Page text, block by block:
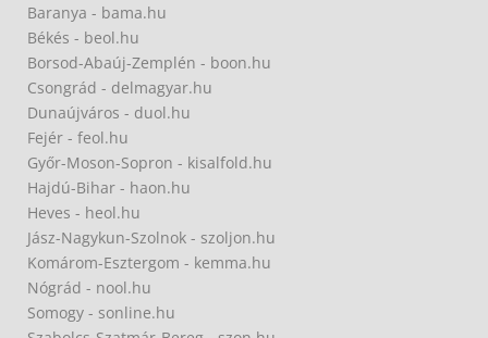
Baranya - bama.hu
Békés - beol.hu
Borsod-Abaúj-Zemplén - boon.hu
Csongrád - delmagyar.hu
Dunaújváros - duol.hu
Fejér - feol.hu
Győr-Moson-Sopron - kisalfold.hu
Hajdú-Bihar - haon.hu
Heves - heol.hu
Jász-Nagykun-Szolnok - szoljon.hu
Komárom-Esztergom - kemma.hu
Nógrád - nool.hu
Somogy - sonline.hu